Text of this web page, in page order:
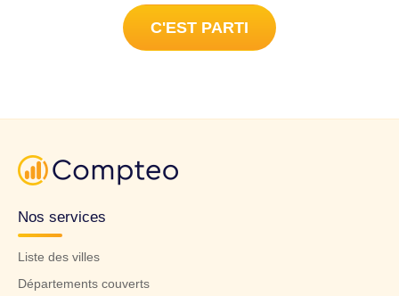
C'EST PARTI
Nos services
Liste des villes
Départements couverts